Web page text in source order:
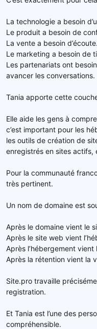
La technologie a besoin
Le produit a besoin de
La vente a besoin d’écoute.
Le marketing a besoin de
Les partenariats ont
avancer les conversations.
Tania apporte cette
Elle aide les gens à
c’est important pour les
les outils de création de
enregistrés en sites actifs,
Pour la communauté
très pertinent.
Un nom de domaine est
Après le domaine vient le
Après le site web vient
Après l’hébergement vient
Après la rétention vient la
Site.pro travaille
registration.
Et Tania est l’une des
compréhensible.